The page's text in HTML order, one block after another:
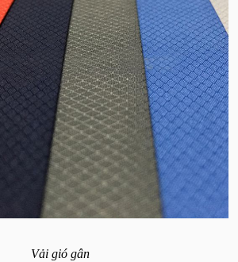
Vải gió gân